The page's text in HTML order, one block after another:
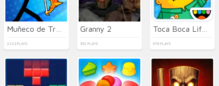
2223 PLAYS
Granny 2
552 PLAYS
Toca Boca Life Town
676 PLAYS